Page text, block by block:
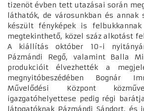
tizenöt évben tett utazásai során
láthatók, de városunkban és annak
készült fényképek is
megtekinthető, közel száz alkotást
A kiállítás október 10-i
Pázmándi Regő, valamint Balla
produkcióit élvezhették a
megnyitóbeszédében Bognár
Művelődési Központ
igazgatóhelyettese pedig régi
látogatóknak Pázmándi Sándort, és